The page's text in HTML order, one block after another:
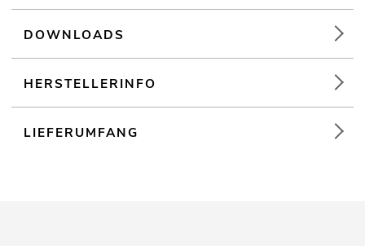
DOWNLOADS
HERSTELLERINFO
LIEFERUMFANG